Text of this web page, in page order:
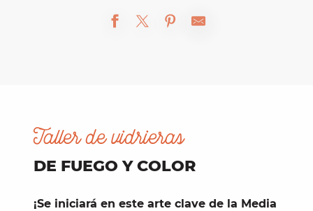
Taller de vidrieras
DE FUEGO Y COLOR
¡Se iniciará en este arte clave de la Media